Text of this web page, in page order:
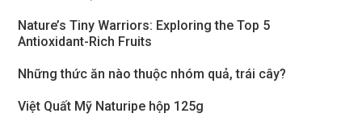
Nature’s Tiny Warriors: Exploring the Top 5
Antioxidant-Rich Fruits
Những thức ăn nào thuộc nhóm quả, trái cây?
Việt Quất Mỹ Naturipe hộp 125g